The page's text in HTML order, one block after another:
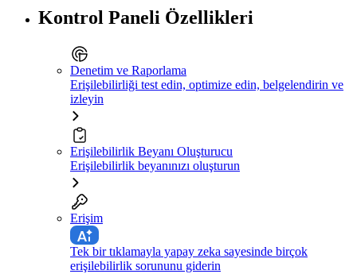
Kontrol Paneli Özellikleri
Denetim ve Raporlama
Erişilebilirliği test edin, optimize edin, belgelendirin ve
izleyin
Erişilebilirlik Beyanı Oluşturucu
Erişilebilirlik beyanınızı oluşturun
Erişim
Tek bir tıklamayla yapay zeka sayesinde birçok
erişilebilirlik sorununu giderin